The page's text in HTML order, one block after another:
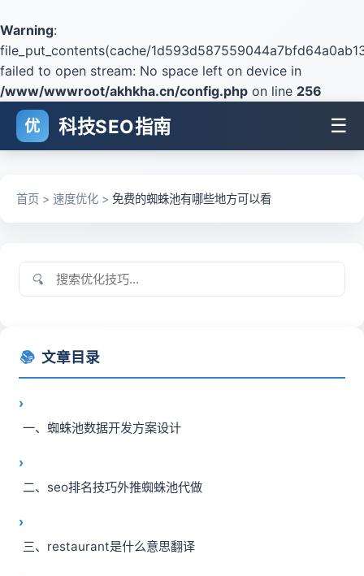
Warning:
file_put_contents(cache/
failed to open stream: No space left on device in
/www/wwwroot/akhkha.cn/config.php on line 256
优 科技SEO指南 ☰
首页 > 速度优化 > 免费的蜘蛛池有哪些地方可以看
🔍
📚 文章目录
一、蜘蛛池数据开发方案设计
二、seo排名技巧外推蜘蛛池代做
三、restaurant是什么意思翻译